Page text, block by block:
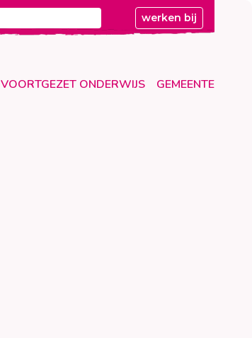
VOORTGEZET ONDERWIJS GEMEENTE
werken bij